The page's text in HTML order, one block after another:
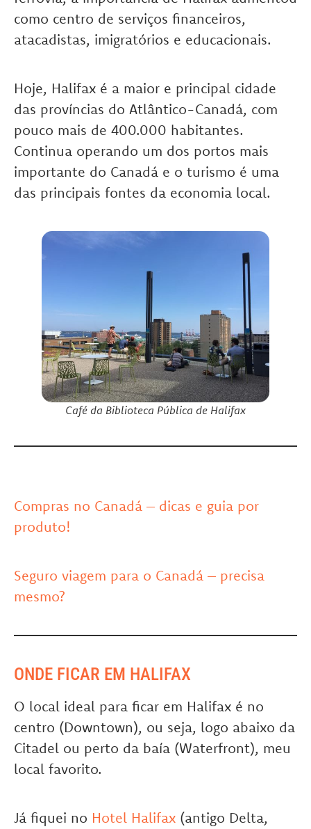
como centro de serviços financeiros,
atacadistas, imigratórios e educacionais.
Hoje, Halifax é a maior e principal cidade
das províncias do Atlântico-Canadá, com
pouco mais de 400.000 habitantes.
Continua operando um dos portos mais
importante do Canadá e o turismo é uma
das principais fontes da economia local.
Café da Biblioteca Pública de Halifax
Compras no Canadá – dicas e guia por
produto!
Seguro viagem para o Canadá – precisa
mesmo?
ONDE FICAR EM HALIFAX
O local ideal para ficar em Halifax é no
centro (Downtown), ou seja, logo abaixo da
Citadel ou perto da baía (Waterfront), meu
local favorito.
Já fiquei no Hotel Halifax (antigo Delta,